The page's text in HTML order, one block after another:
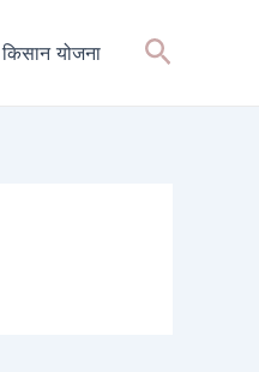
किसान योजना Search